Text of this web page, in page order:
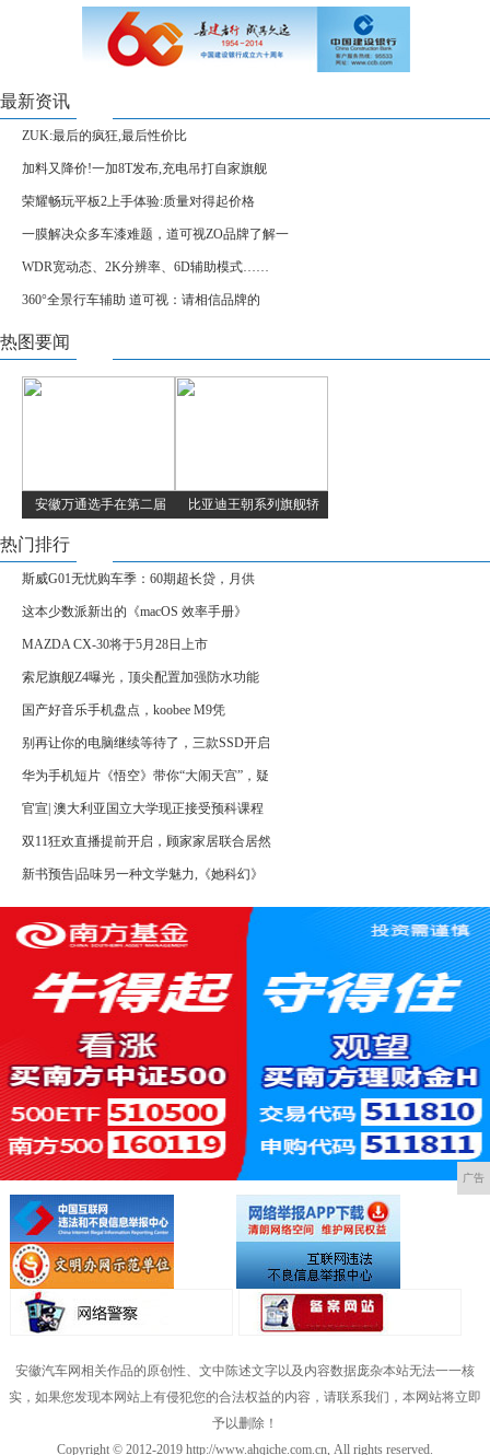
最新资讯
ZUK:最后的疯狂,最后性价比
加料又降价!一加8T发布,充电吊打自家旗舰
荣耀畅玩平板2上手体验:质量对得起价格
一膜解决众多车漆难题，道可视ZO品牌了解一
WDR宽动态、2K分辨率、6D辅助模式……
360°全景行车辅助 道可视：请相信品牌的
热图要闻
安徽万通选手在第二届 比亚迪王朝系列旗舰轿
热门排行
斯威G01无忧购车季：60期超长贷，月供
这本少数派新出的《macOS 效率手册》
MAZDA CX-30将于5月28日上市
索尼旗舰Z4曝光，顶尖配置加强防水功能
国产好音乐手机盘点，koobee M9凭
别再让你的电脑继续等待了，三款SSD开启
华为手机短片《悟空》带你“大闹天宫”，疑
官宣| 澳大利亚国立大学现正接受预科课程
双11狂欢直播提前开启，顾家家居联合居然
新书预告|品味另一种文学魅力,《她科幻》
广告
安徽汽车网相关作品的原创性、文中陈述文字以及内容数据庞杂本站无法一一核
实，如果您发现本网站上有侵犯您的合法权益的内容，请联系我们，本网站将立即
予以删除！
Copyright © 2012-2019 http://www.ahqiche.com.cn, All rights reserved.